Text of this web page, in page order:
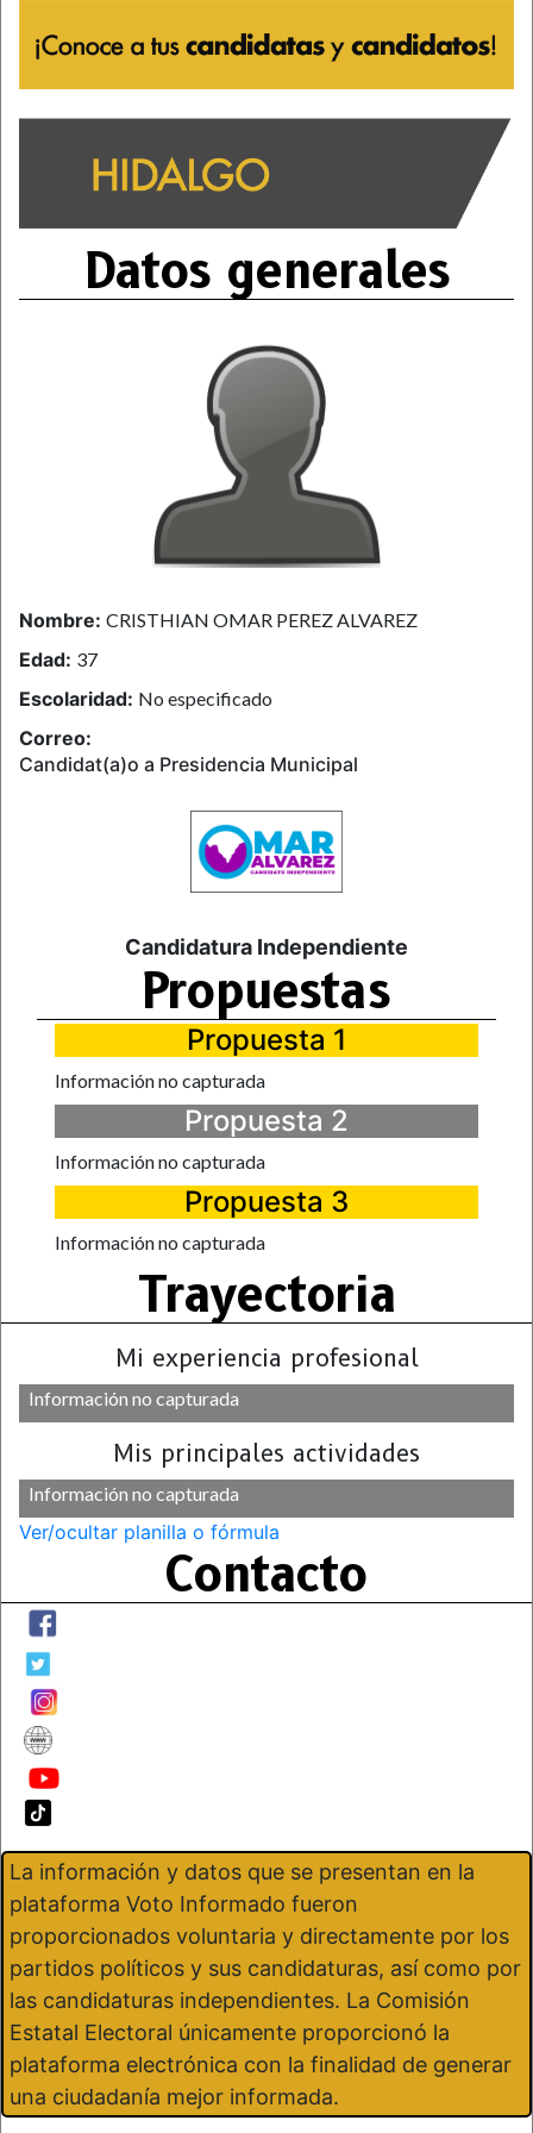
Datos generales
Nombre: CRISTHIAN OMAR PEREZ ALVAREZ
Edad: 37
Escolaridad: No especificado
Correo:
Candidat(a)o a Presidencia Municipal
Candidatura Independiente
Propuestas
Propuesta 1
Información no capturada
Propuesta 2
Información no capturada
Propuesta 3
Información no capturada
Trayectoria
Mi experiencia profesional
Información no capturada
Mis principales actividades
Información no capturada
Ver/ocultar planilla o fórmula
Contacto
La información y datos que se presentan en la
plataforma Voto Informado fueron
proporcionados voluntaria y directamente por los
partidos políticos y sus candidaturas, así como por
las candidaturas independientes. La Comisión
Estatal Electoral únicamente proporcionó la
plataforma electrónica con la finalidad de generar
una ciudadanía mejor informada.